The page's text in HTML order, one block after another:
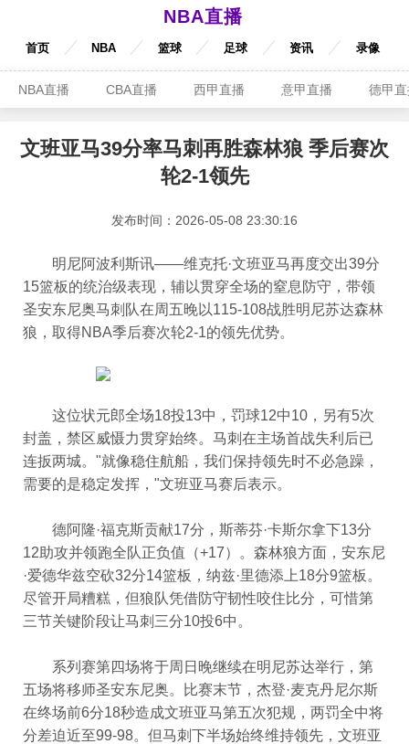
NBA直播
首页 NBA 篮球 足球 资讯 录像
NBA直播 CBA直播 西甲直播 意甲直播 德甲
文班亚马39分率马刺再胜森林狼 季后赛次
轮2-1领先
发布时间：2026-05-08 23:30:16
明尼阿波利斯讯——维克托·文班亚马再度交出39分
15篮板的统治级表现，辅以贯穿全场的窒息防守，带领
圣安东尼奥马刺队在周五晚以115-108战胜明尼苏达森林
狼，取得NBA季后赛次轮2-1的领先优势。
这位状元郎全场18投13中，罚球12中10，另有5次
封盖，禁区威慑力贯穿始终。马刺在主场首战失利后已
连扳两城。"就像稳住航船，我们保持领先时不必急躁，
需要的是稳定发挥，"文班亚马赛后表示。
德阿隆·福克斯贡献17分，斯蒂芬·卡斯尔拿下13分
12助攻并领跑全队正负值（+17）。森林狼方面，安东尼
·爱德华兹空砍32分14篮板，纳兹·里德添上18分9篮板。
尽管开局糟糕，但狼队凭借防守韧性咬住比分，可惜第
三节关键阶段让马刺三分10投6中。
系列赛第四场将于周日晚继续在明尼苏达举行，第
五场将移师圣安东尼奥。比赛末节，杰登·麦克丹尼尔斯
在终场前6分18秒造成文班亚马第五次犯规，两罚全中将
分差迫近至99-98。但马刺下半场始终维持领先，文班亚